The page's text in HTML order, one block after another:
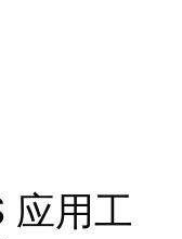
应用工